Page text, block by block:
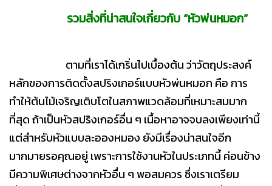
รวมสิ่งที่น่าสนใจเกี่ยวกับ “หัวพ่นหมอก”
ตามที่เราได้เกริ่นไปเบื้องต้น ว่าวัตถุประสงค์
หลักของการติดตั้งสปริงเกอร์แบบหัวพ่นหมอก คือ การ
ทำให้ต้นไม้เจริญเติบโตในสภาพแวดล้อมที่เหมาะสมมาก
ที่สุด ถ้าเป็นหัวสปริงเกอร์อื่น ๆ เนื้อหาอาจจบลงเพียงเท่านี้
แต่สำหรับหัวแบบละอองหมอง ยังมีเรื่องน่าสนใจอีก
มากมายรอคุณอยู่ เพราะการใช้งานหัวในประเภทนี้ ค่อนข้าง
มีความพิเศษต่างจากหัวอื่น ๆ พอสมควร ซึ่งเราเตรียม